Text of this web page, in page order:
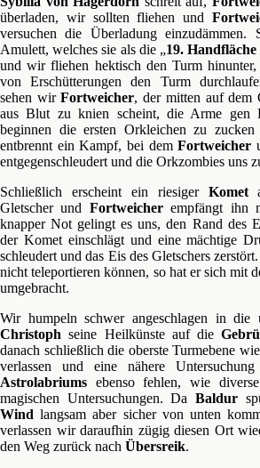
überladen, wir sollten fliehen und
versuchen die Überladung einzudämmen.
Amulett, welches sie als die „19. Handfläche
und wir fliehen hektisch den Turm hinunter,
von Erschütterungen den Turm
sehen wirFortweicher, der mitten auf dem
aus Blut zu knien scheint, die Arme gen
beginnen die ersten Orkleichen zu
entbrennt ein Kampf, bei demFortweicher
entgegenschleudert und die Orkzombies uns
Schließlich erscheint ein riesiger Komet
Gletscher und Fortweicherempfängt ihn
knapper Not gelingt es uns, den Rand des
der Komet einschlägt und eine mächtige
schleudert und das Eis des Gletschers
nicht teleportieren können, so hat er sich mit
umgebracht.
Wir humpeln schwer angeschlagen in die
Christoph seine Heilkünste auf die
danach schließlich die oberste Turmebene
verlassen und eine nähere
Astrolabriums ebenso fehlen, wie
magischen Untersuchungen. DaBaldur
Wind langsam aber sicher von unten
verlassen wir daraufhin zügig diesen Ort
den Weg zurück nach Übersreik.